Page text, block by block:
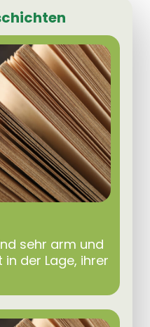
sehr arm und
der Lage, ihrer